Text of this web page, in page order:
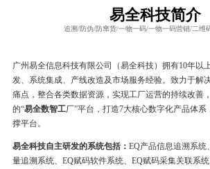
易全科技简介
追溯/防伪/防窜货/一物一码/一物一码营销/二维
广州易全信息科技有限公司（易全科技）拥有10年以
发、系统集成、产线改造及市场服务经验。致力于解
痛点，整合各类数据资源，实现工厂运营的持续改善
的“易全数智工厂”平台，打造7大核心数字化产品体
撑平台。
易全科技自主研发的系统包括： EQ产品信息追溯系统
量追溯系统、EQ赋码软件系统、EQ赋码采集关联系统